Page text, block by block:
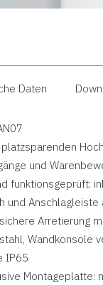
Daten
und
funktionsgeprüft:
und
Arretierung
Wandkonsole
IP65
Montageplatte: